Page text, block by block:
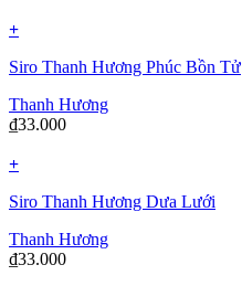
+
Siro Thanh Hương Phúc Bồn Tử
Thanh Hương
₫33.000
+
Siro Thanh Hương Dưa Lưới
Thanh Hương
₫33.000